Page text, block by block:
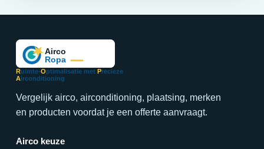
Ruimte-Optimalisatie met Precieze
Airconditioning
Vergelijk airco, airconditioning, plaatsing, merken
en producten voordat je een offerte aanvraagt.
Airco keuze